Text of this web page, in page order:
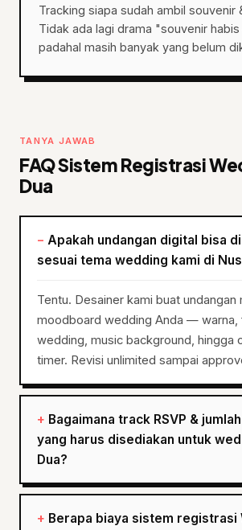
Tracking siapa sudah ambil souvenir
Tidak ada lagi drama "souvenir habis
padahal masih banyak yang belum
TANYA JAWAB
FAQ Sistem Registrasi
Dua
Apakah undangan digital bisa
sesuai tema wedding kami di
Tentu. Desainer kami buat undangan
moodboard wedding Anda —
wedding, music background, hingga
timer. Revisi unlimited sampai
Bagaimana track RSVP &
yang harus disediakan untuk
Dua?
Berapa biaya sistem registrasi